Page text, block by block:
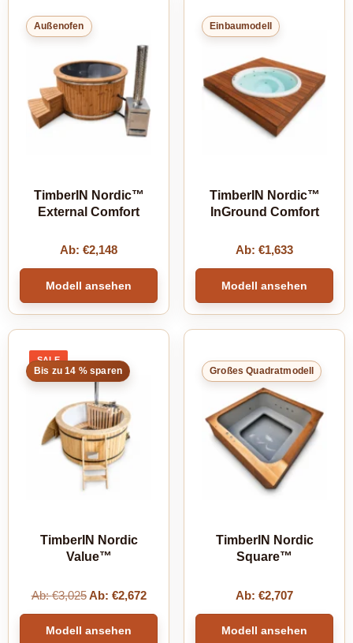
Außenofen
TimberIN Nordic™
External Comfort
Ab: €2,148
Modell ansehen
Einbaumodell
TimberIN Nordic™
InGround Comfort
Ab: €1,633
Modell ansehen
SALEPRODUCT
ON
SALE
Bis zu 14 % sparen
TimberIN Nordic
Value™
Ab:€3,025 Ab: €2,672
Modell ansehen
Großes Quadratmodell
TimberIN Nordic
Square™
Ab: €2,707
Modell ansehen